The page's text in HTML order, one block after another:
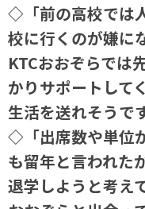
◇「前の高校では
校に行くのが嫌に
KTCおおぞらでは
かりサポートして
生活を送れそうで
◇「出席数や単位
も留年と言われた
退学しようと考え